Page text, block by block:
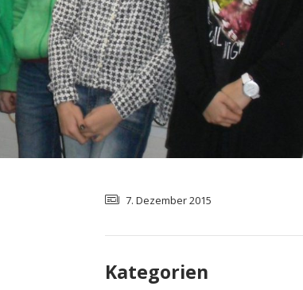
7. Dezember 2015
Kategorien